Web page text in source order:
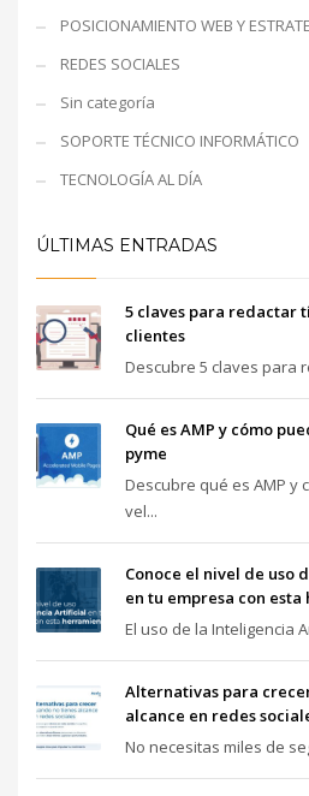
POSICIONAMIENTO WEB Y
REDES SOCIALES
Sin categoría
SOPORTE TÉCNICO INFORMÁTICO
TECNOLOGÍA AL DÍA
ÚLTIMAS ENTRADAS
5 claves para redactar
clientes
Descubre 5 claves para
Qué es AMP y cómo
pyme
Descubre qué es AMP y
vel...
Conoce el nivel de uso
en tu empresa con
El uso de la Inteligencia
Alternativas para
alcance en redes
No necesitas miles de